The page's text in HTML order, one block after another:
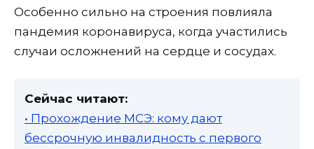
Особенно сильно на строения повлияла
пандемия коронавируса, когда участились
случаи осложнений на сердце и сосудах.
Сейчас читают:
• Прохождение МСЭ: кому дают
бессрочную инвалидность с первого